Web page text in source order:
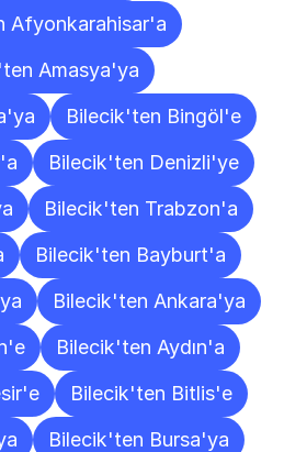
Afyonkarahisar'a
Amasya'ya
Bilecik'ten Bingöl'e
Bilecik'ten Denizli'ye
Bilecik'ten Trabzon'a
Bilecik'ten Bayburt'a
Bilecik'ten Ankara'ya
Bilecik'ten Aydın'a
Bilecik'ten Bitlis'e
Bilecik'ten Bursa'ya